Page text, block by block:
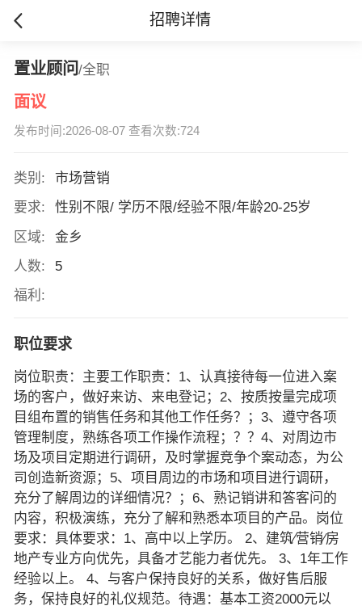
招聘详情
置业顾问/全职
面议
发布时间:2026-08-07 查看次数:724
类别:
市场营销
要求:
性别不限/ 学历不限/经验不限/年龄20-25岁
区域:
金乡
人数:
5
福利:
职位要求
岗位职责：主要工作职责：1、认真接待每一位进入案
场的客户，做好来访、来电登记；2、按质按量完成项
目组布置的销售任务和其他工作任务？；3、遵守各项
管理制度，熟练各项工作操作流程；？？4、对周边市
场及项目定期进行调研，及时掌握竞争个案动态，为公
司创造新资源；5、项目周边的市场和项目进行调研，
充分了解周边的详细情况？；6、熟记销讲和答客问的
内容，积极演练，充分了解和熟悉本项目的产品。岗位
要求：具体要求：1、高中以上学历。 2、建筑∕营销∕房
地产专业方向优先，具备才艺能力者优先。 3、1年工作
经验以上。 4、与客户保持良好的关系，做好售后服
务，保持良好的礼仪规范。待遇：基本工资2000元以